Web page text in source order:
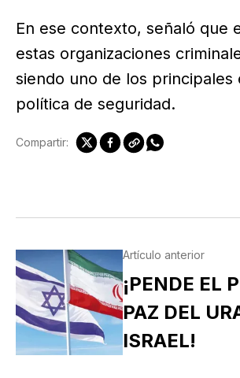
En ese contexto, señaló que
estas organizaciones
siendo uno de los principales
política de seguridad.
Compartir:
Artículo anterior
¡PENDE EL
PAZ DEL
ISRAEL!